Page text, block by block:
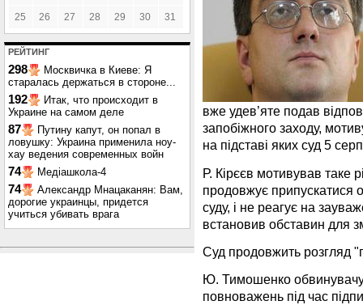
25 26 27 28 29 30 31
РЕЙТИНГ
298
Москвичка в Киеве: Я
старалась держаться в стороне...
192
Итак, что происходит в
Украине на самом деле
87
Путину капут, он попал в
ловушку: Украина применила ноу-
хау ведения современных войн
74 Медіашкола-4
74
Александр Мнацаканян: Вам,
дорогие украинцы, придется
учиться убивать врага
вже удев’яте подав
запобіжного заходу,
на підставі яких суд 5
Р. Кірєєв мотивував
продовжує припускатися
суду, і не реагує на
встановив обставин для
Суд продовжить розгляд
Ю. Тимошенко
повноважень під час